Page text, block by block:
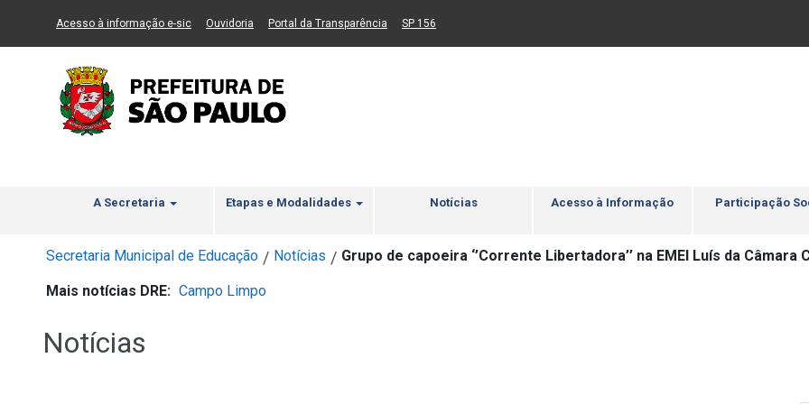
Ir ao Conteúdo Ir para menu principal 2 Ir para busca Ir para rodapé
Acesso à informação e-sic(Link para um novo sítio)
Ouvidoria (Link para um novo sítio)
Portal da Transparência (Link para um novo sítio)
SP 156
A Secretaria Etapas e Modalidades Notícias Acesso à Informação Participação
Secretaria Municipal de Educação / Notícias / Grupo de capoeira ‘’Corrente Libertadora’’ na EMEI Luís da Câmara
Mais notícias DRE: Campo Limpo
Notícias